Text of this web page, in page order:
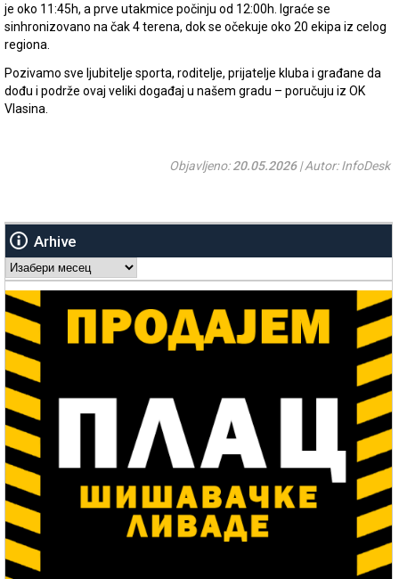
je oko 11:45h, a prve utakmice počinju od 12:00h. Igraće se
sinhronizovano na čak 4 terena, dok se očekuje oko 20 ekipa iz celog
regiona.
Pozivamo sve ljubitelje sporta, roditelje, prijatelje kluba i građane da
dođu i podrže ovaj veliki događaj u našem gradu – poručuju iz OK
Vlasina.
Objavljeno:20.05.2026| Autor: InfoDesk
Arhive
Arhive